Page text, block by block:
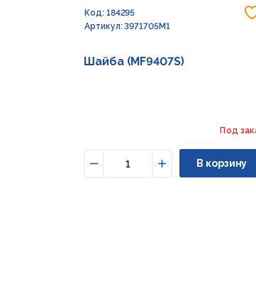
Код: 184295
Артикул: 3971705M1
Шайба (MF9407S)
Под
Увеличить
В корзину